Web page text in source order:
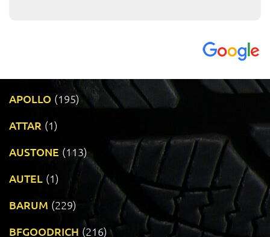
APOLLO (195)
ATTAR (1)
AUSTONE (113)
AUTEL (1)
BARUM (229)
BFGOODRICH (216)